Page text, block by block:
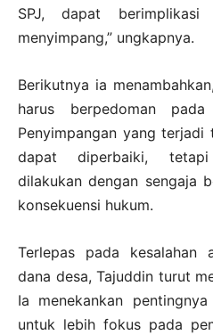
SPJ, dapat
menyimpang,” ungkapnya.
Berikutnya ia
harus berpedoman
Penyimpangan yang
dapat diperbaiki,
dilakukan dengan sengaja
konsekuensi hukum.
Terlepas pada kesalahan
dana desa, Tajuddin turut
Ia menekankan
untuk lebih fokus pada